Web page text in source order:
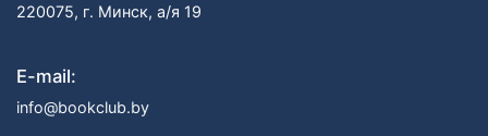
220075, г. Минск, а/я 19
E-mail:
info@bookclub.by